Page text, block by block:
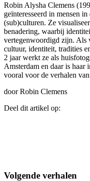
Robin Alysha Clemens
geïnteresseerd in mensen
(sub)culturen. Ze
benadering, waarbij
vertegenwoordigd zijn. Als
cultuur, identiteit, tradities
2 jaar werkt ze als
Amsterdam en daar is haar
vooral voor de verhalen
door Robin Clemens
Deel dit artikel op:
Volgende verhalen